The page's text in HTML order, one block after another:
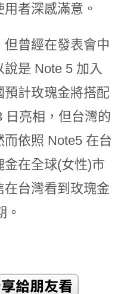
者深感滿意。
曾經在發表會中
是 Note 5 加入
預計玫瑰金將搭配
日亮相，但台灣的
而依照 Note5 在台
在全球(女性)市
台灣看到玫瑰金
。